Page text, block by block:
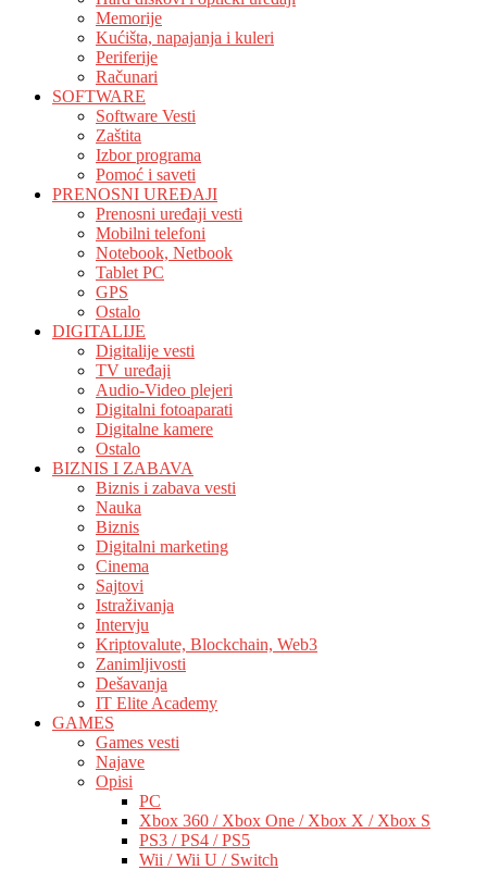
Memorije
Kućišta, napajanja i kuleri
Periferije
Računari
SOFTWARE
Software Vesti
Zaštita
Izbor programa
Pomoć i saveti
PRENOSNI UREĐAJI
Prenosni uređaji vesti
Mobilni telefoni
Notebook, Netbook
Tablet PC
GPS
Ostalo
DIGITALIJE
Digitalije vesti
TV uređaji
Audio-Video plejeri
Digitalni fotoaparati
Digitalne kamere
Ostalo
BIZNIS I ZABAVA
Biznis i zabava vesti
Nauka
Biznis
Digitalni marketing
Cinema
Sajtovi
Istraživanja
Intervju
Kriptovalute, Blockchain, Web3
Zanimljivosti
Dešavanja
IT Elite Academy
GAMES
Games vesti
Najave
Opisi
PC
Xbox 360 / Xbox One / Xbox X / Xbox S
PS3 / PS4 / PS5
Wii / Wii U / Switch